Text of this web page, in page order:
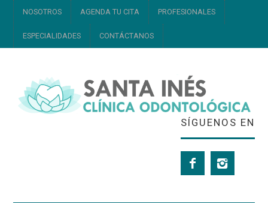
NOSOTROS AGENDA TU CITA PROFESIONALES
ESPECIALIDADES CONTÁCTANOS
SÍGUENOS EN